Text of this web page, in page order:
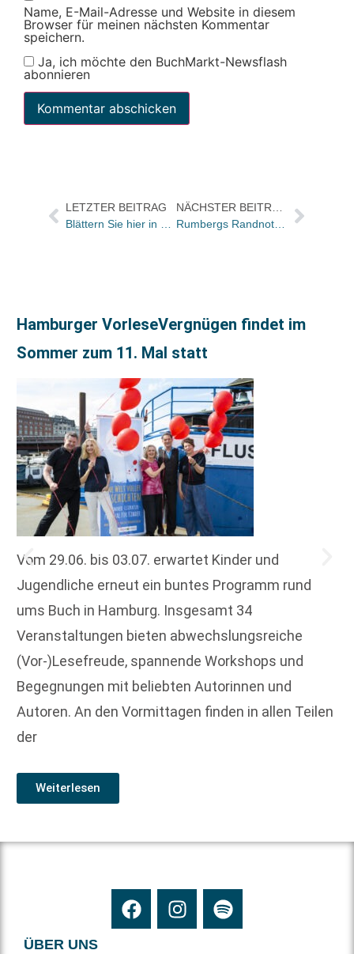
Name, E-Mail-Adresse und Website in diesem
Browser für meinen nächsten Kommentar
speichern.
Ja, ich möchte den BuchMarkt-Newsflash
abonnieren
LETZTER BEITRAG
Blättern Sie hier in das 500. BuchMarkt-Heft
NÄCHSTER BEITRAG
Rumbergs Randnotiz: Der E-Book-Streit und die deutsche Beteiligung
Hamburger VorleseVergnügen findet im
Sommer zum 11. Mal statt
Vom 29.06. bis 03.07. erwartet Kinder und
Jugendliche erneut ein buntes Programm rund
ums Buch in Hamburg. Insgesamt 34
Veranstaltungen bieten abwechslungsreiche
(Vor-)Lesefreude, spannende Workshops und
Begegnungen mit beliebten Autorinnen und
Autoren. An den Vormittagen finden in allen Teilen
der
Weiterlesen
ÜBER UNS